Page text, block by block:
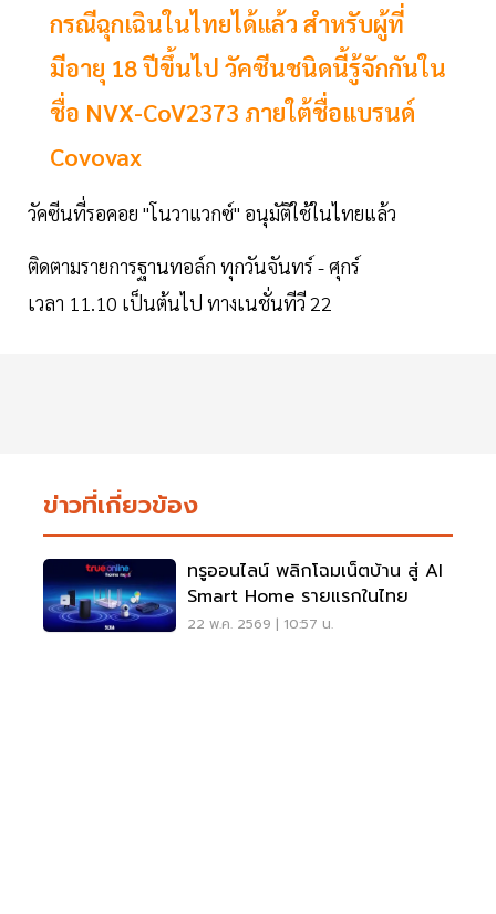
กรณีฉุกเฉินในไทยได้แล้ว สำหรับผู้ที่
มีอายุ 18 ปีขึ้นไป วัคซีนชนิดนี้รู้จักกันใน
ชื่อ NVX-CoV2373 ภายใต้ชื่อแบรนด์
Covovax
วัคซีนที่รอคอย "โนวาแวกซ์" อนุมัติใช้ในไทยแล้ว
ติดตามรายการฐานทอล์ก ทุกวันจันทร์ - ศุกร์
เวลา 11.10 เป็นต้นไป ทางเนชั่นทีวี 22
ข่าวที่เกี่ยวข้อง
ทรูออนไลน์ พลิกโฉมเน็ตบ้าน สู่ AI
Smart Home รายแรกในไทย
22 พ.ค. 2569 | 10:57 น.